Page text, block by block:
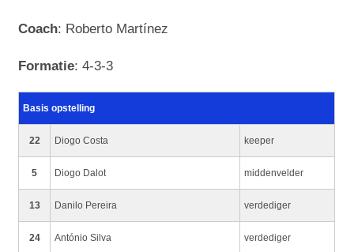
Coach: Roberto Martínez
Formatie: 4-3-3
Basis opstelling
22 Diogo Costa keeper
5 Diogo Dalot middenvelder
13 Danilo Pereira verdediger
24 António Silva verdediger